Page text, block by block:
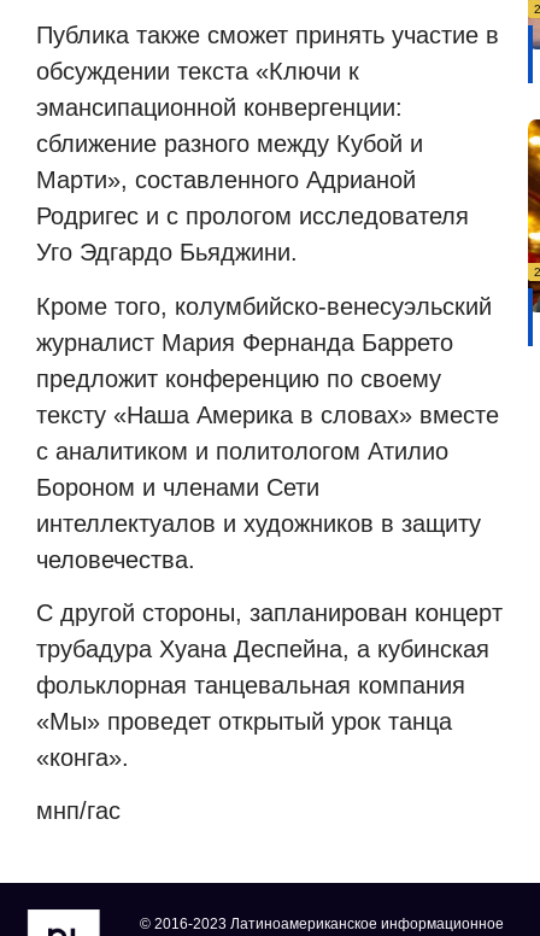
Публика также сможет принять участие в
обсуждении текста «Ключи к
эмансипационной конвергенции:
сближение разного между Кубой и
Марти», составленного Адрианой
Родригес и с прологом исследователя
Уго Эдгардо Бьяджини.
Кроме того, колумбийско-венесуэльский
журналист Мария Фернанда Баррето
предложит конференцию по своему
тексту «Наша Америка в словах» вместе
с аналитиком и политологом Атилио
Бороном и членами Сети
интеллектуалов и художников в защиту
человечества.
С другой стороны, запланирован концерт
трубадура Хуана Деспейна, а кубинская
фольклорная танцевальная компания
«Мы» проведет открытый урок танца
«конга».
мнп/гас
© 2016-2023 Латиноамериканское информационное